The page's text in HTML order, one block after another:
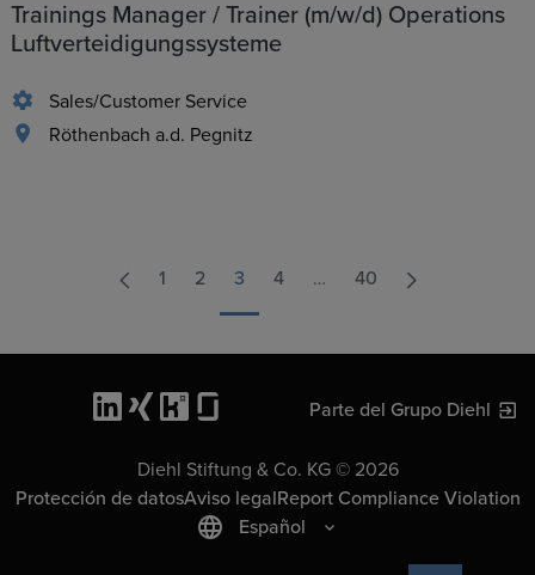
Trainings Manager / Trainer (m/w/d) Operations
Luftverteidigungssysteme
Sales/Customer Service
Röthenbach a.d. Pegnitz
1 2 3 4 … 40
Parte del Grupo Diehl
Diehl Stiftung & Co. KG © 2026
Protección de datosAviso legalReport Compliance Violation
Español